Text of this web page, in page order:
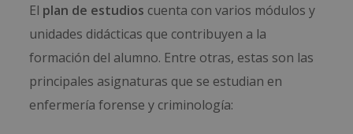
El plan de estudios cuenta con varios módulos y
unidades didácticas que contribuyen a la
formación del alumno. Entre otras, estas son las
principales asignaturas que se estudian en
enfermería forense y criminología: